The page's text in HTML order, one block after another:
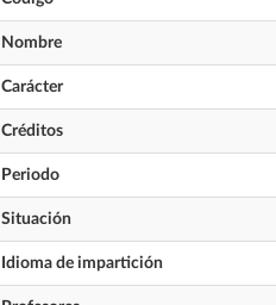
Nombre
Carácter
Créditos
Periodo
Situación
Idioma de impartición